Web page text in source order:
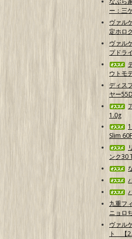
ー：三
ヴァル
定ホロ
ヴァル
プドラ
ウトモ
ディス
ヤー
1.0g
Slim
ンク30
九重フ
ニョロ
ヴァル
ト 【